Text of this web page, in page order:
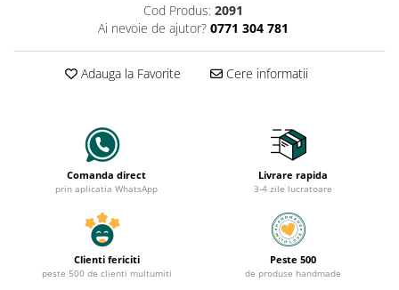
Cod Produs: 2091
Ai nevoie de ajutor? 0771 304 781
Adauga la Favorite Cere informatii
Comanda direct
prin aplicatia WhatsApp
Livrare rapida
3-4 zile lucratoare
Clienti fericiti
peste 500 de clienti multumiti
Peste 500
de produse handmade